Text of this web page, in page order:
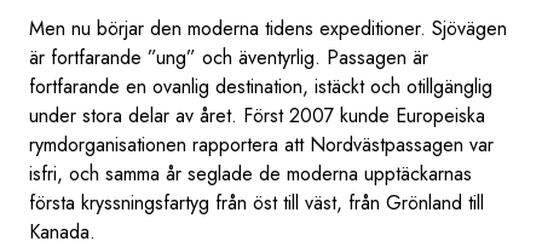
Men nu börjar den moderna tidens expeditioner. Sjövägen
är fortfarande ”ung” och äventyrlig. Passagen är
fortfarande en ovanlig destination, istäckt och otillgänglig
under stora delar av året. Först 2007 kunde Europeiska
rymdorganisationen rapportera att Nordvästpassagen var
isfri, och samma år seglade de moderna upptäckarnas
första kryssningsfartyg från öst till väst, från Grönland till
Kanada.